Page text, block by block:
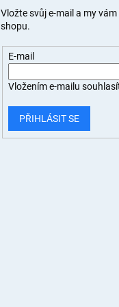
Vložte svůj e-mail a my
shopu.
E-mail
Vložením e-mailu
PŘIHLÁSIT SE